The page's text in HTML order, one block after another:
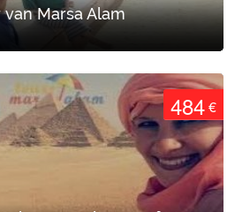
Marsa Alam
484€